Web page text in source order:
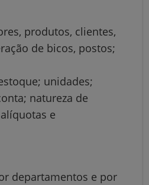
produtos, clientes,
de bicos, postos;
unidades;
natureza de
e
departamentos e por